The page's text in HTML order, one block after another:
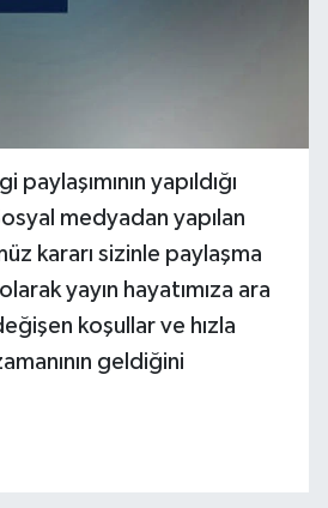
yapıldığı
medyadan yapılan
kararı sizinle paylaşma
yayın hayatımıza ara
koşullar ve hızla
geldiğini